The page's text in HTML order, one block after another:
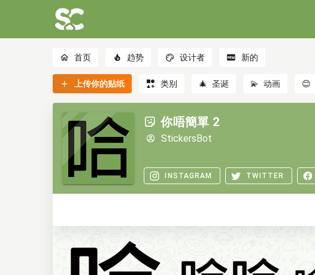
首页 趋势 设计者 新的
上传你的贴纸 类别 🎄 圣诞 💫 动画 😊
你唔簡單 2
StickersBot
INSTAGRAM TWITTER